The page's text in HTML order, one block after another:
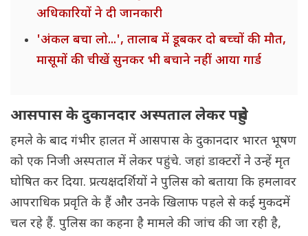
अधिकारियों ने दी जानकारी
'अंकल बचा लो...', तालाब में डूबकर दो बच्चों की मौत,
मासूमों की चीखें सुनकर भी बचाने नहीं आया गार्ड
आसपास के दुकानदार अस्पताल लेकर पहुंचे
हमले के बाद गंभीर हालत में आसपास के दुकानदार भारत भूषण
को एक निजी अस्पताल में लेकर पहुंचे. जहां डाक्टरों ने उन्हें मृत
घोषित कर दिया. प्रत्यक्षदर्शियों ने पुलिस को बताया कि हमलावर
आपराधिक प्रवृति के हैं और उनके खिलाफ पहले से कई मुकदमें
चल रहे हैं. पुलिस का कहना है मामले की जांच की जा रही है,